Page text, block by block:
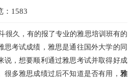
：1583
很久，有的报了专业的雅思培训班有的
思考试成绩，雅思是通往国外大学的同
说，想要顺利通过雅思考试并取得好成
多雅思成绩过后不知道是否有用， 雅